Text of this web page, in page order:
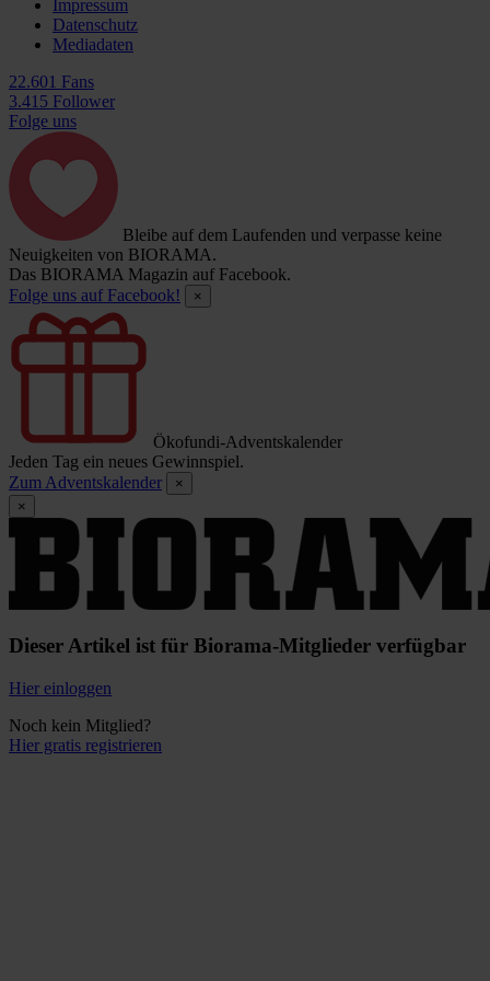
Impressum
Datenschutz
Mediadaten
22.601 Fans
3.415 Follower
Folge uns
Bleibe auf dem Laufenden und verpasse keine
Neuigkeiten von BIORAMA.
Das BIORAMA Magazin auf Facebook.
Folge uns auf Facebook!
×
Ökofundi-Adventskalender
Jeden Tag ein neues Gewinnspiel.
Zum Adventskalender
×
×
Dieser Artikel ist für Biorama-Mitglieder verfügbar
Hier einloggen
Noch kein Mitglied?
Hier gratis registrieren